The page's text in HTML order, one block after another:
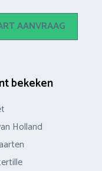
AANVRAAG
bekeken
Holland